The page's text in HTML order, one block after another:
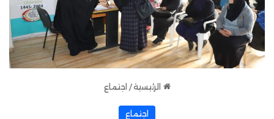
الرئيسية / اجتماع
اجتماع